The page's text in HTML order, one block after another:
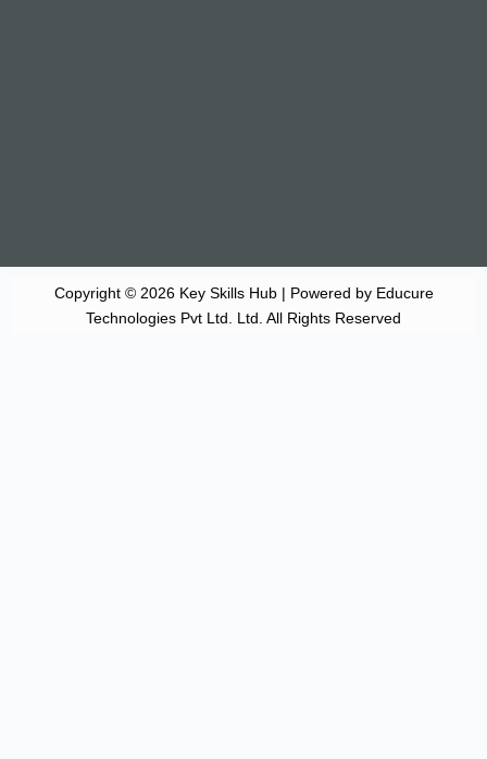
Copyright © 2026 Key Skills Hub | Powered by Educure
Technologies Pvt Ltd. Ltd. All Rights Reserved